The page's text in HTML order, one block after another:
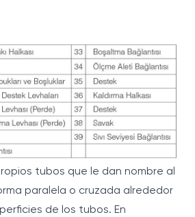
tubos que le dan nombre al
paralela o cruzada alrededor
de los tubos. En